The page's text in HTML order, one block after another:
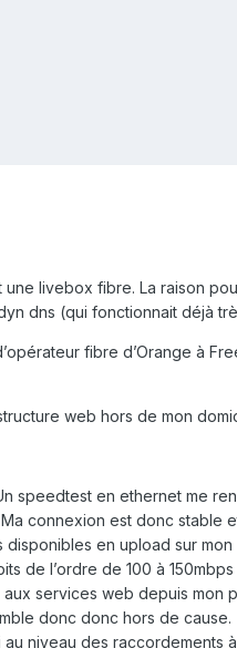
livebox fibre. La raison
dns (qui fonctionnait déjà
fibre d’Orange à
web hors de mon
en ethernet me
connexion est donc stable
en upload sur
de l’ordre de 100 à
services web depuis mon
donc donc hors de cause.
niveau des raccordements